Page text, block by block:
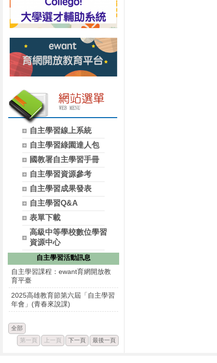
自主學習線上系統
自主學習綠園達人包
國教署自主學習手冊
自主學習資源參考
自主學習成果發表
自主學習Q&A
表單下載
高級中等學校數位學習
資源中心
自主學習活動訊息
自主學習課程：ewant育網開放教
育平臺
2025高雄教育節第六屆「自主學習
年會」(青春來說課)
全部
第一頁
上一頁 下一頁 最後一頁